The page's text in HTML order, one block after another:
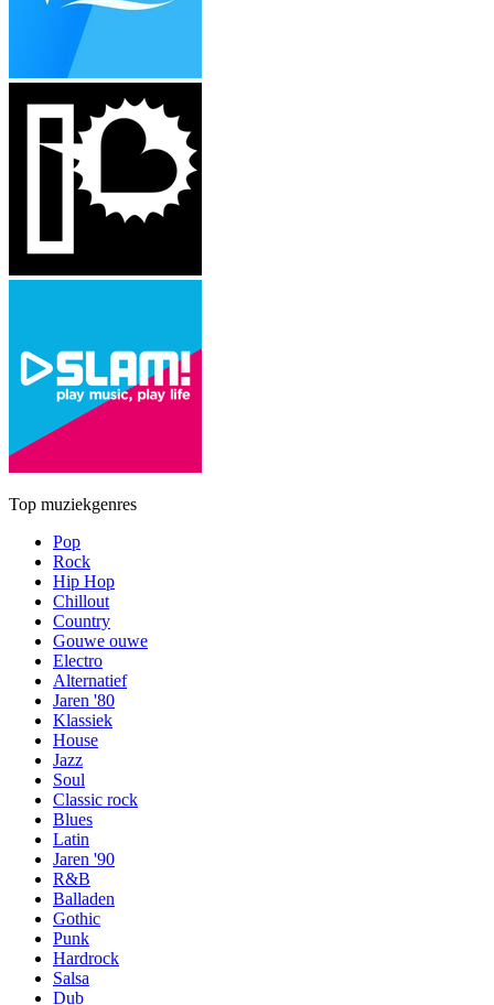
Top muziekgenres
Pop
Rock
Hip Hop
Chillout
Country
Gouwe ouwe
Electro
Alternatief
Jaren '80
Klassiek
House
Jazz
Soul
Classic rock
Blues
Latin
Jaren '90
R&B
Balladen
Gothic
Punk
Hardrock
Salsa
Dub